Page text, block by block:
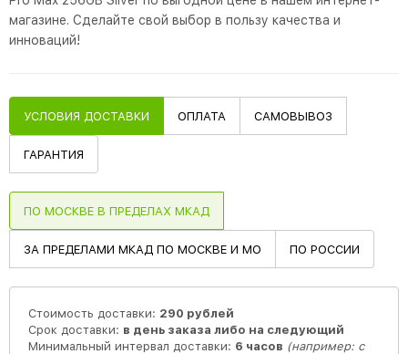
магазине. Сделайте свой выбор в пользу качества и
инноваций!
УСЛОВИЯ ДОСТАВКИ ОПЛАТА САМОВЫВОЗ
ГАРАНТИЯ
ПО МОСКВЕ В ПРЕДЕЛАХ МКАД
ЗА ПРЕДЕЛАМИ МКАД ПО МОСКВЕ И МО ПО РОССИИ
Стоимость доставки: 290 рублей
Срок доставки: в день заказа либо на следующий
Минимальный интервал доставки: 6 часов (например: с